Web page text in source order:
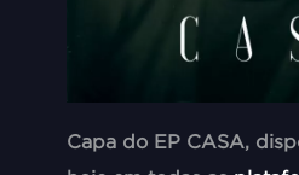
Capa do EP CASA,